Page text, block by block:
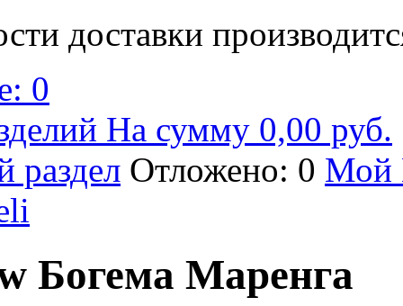
доставки
0
На сумму 0,00 руб.
раздел Отложено: 0 Мой
Богема Маренга